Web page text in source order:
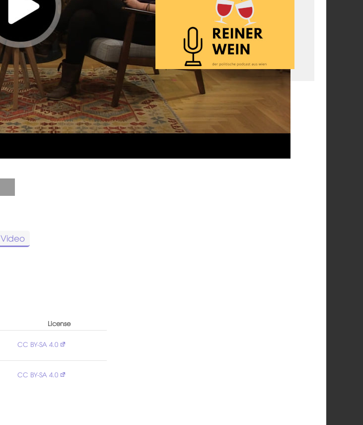
Video
License
CC BY-SA 4.0
CC BY-SA 4.0